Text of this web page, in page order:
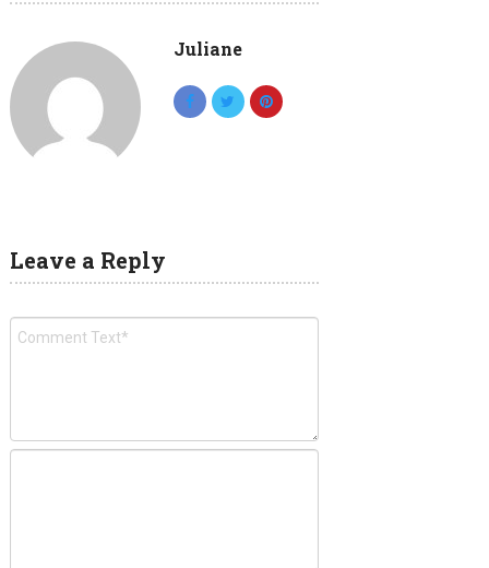
Juliane
Leave a Reply